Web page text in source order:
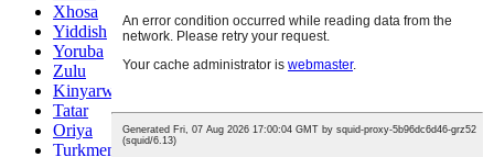
Xhosa
Yiddish
Yoruba
Zulu
Kinyarwanda
Tatar
Oriya
Turkmen